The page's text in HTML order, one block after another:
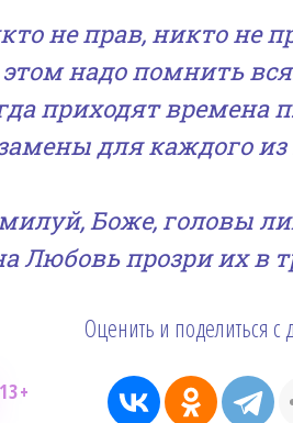
не прав, никто не
надо помнить
приходят времена
для каждого из
Боже, головы
Любовь прозри их в
13+
Оценить и поделиться с